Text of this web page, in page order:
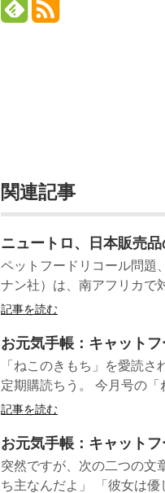
関連記事
ニュートロ、日本販売
ペットフードリコール問
ナン社）は、南アフリカで
記事を読む
お元気手帳：キャット
「ねこのきもち」を愛読
定期購読ちう。 今月号の
記事を読む
お元気手帳：キャット
突然ですが、次の二つの文
ち主なんだよ」 「彼女は